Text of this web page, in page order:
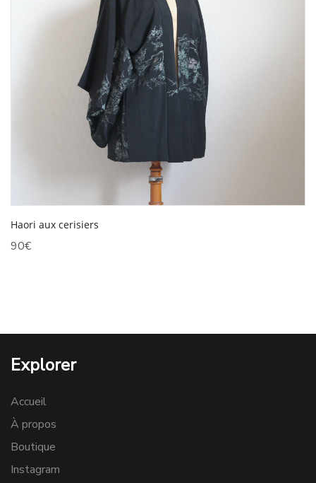
Haori aux cerisiers
90€
Explorer
Accueil
À propos
Boutique
Instagram